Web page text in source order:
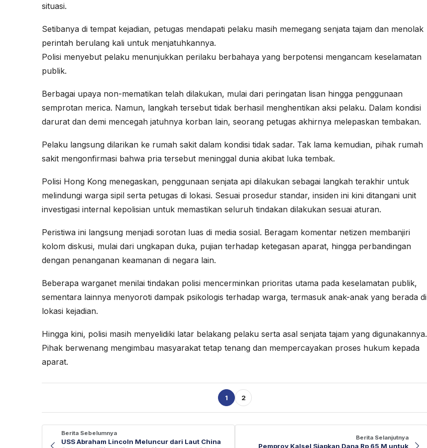
situasi.
Setibanya di tempat kejadian, petugas mendapati pelaku masih memegang senjata tajam dan menolak
perintah berulang kali untuk menjatuhkannya.
Polisi menyebut pelaku menunjukkan perilaku berbahaya yang berpotensi mengancam keselamatan
publik.
Berbagai upaya non-mematikan telah dilakukan, mulai dari peringatan lisan hingga penggunaan
semprotan merica. Namun, langkah tersebut tidak berhasil menghentikan aksi pelaku. Dalam kondisi
darurat dan demi mencegah jatuhnya korban lain, seorang petugas akhirnya melepaskan tembakan.
Pelaku langsung dilarikan ke rumah sakit dalam kondisi tidak sadar. Tak lama kemudian, pihak rumah
sakit mengonfirmasi bahwa pria tersebut meninggal dunia akibat luka tembak.
Polisi Hong Kong menegaskan, penggunaan senjata api dilakukan sebagai langkah terakhir untuk
melindungi warga sipil serta petugas di lokasi. Sesuai prosedur standar, insiden ini kini ditangani unit
investigasi internal kepolisian untuk memastikan seluruh tindakan dilakukan sesuai aturan.
Peristiwa ini langsung menjadi sorotan luas di media sosial. Beragam komentar netizen membanjiri
kolom diskusi, mulai dari ungkapan duka, pujian terhadap ketegasan aparat, hingga perbandingan
dengan penanganan keamanan di negara lain.
Beberapa warganet menilai tindakan polisi mencerminkan prioritas utama pada keselamatan publik,
sementara lainnya menyoroti dampak psikologis terhadap warga, termasuk anak-anak yang berada di
lokasi kejadian.
Hingga kini, polisi masih menyelidiki latar belakang pelaku serta asal senjata tajam yang digunakannya.
Pihak berwenang mengimbau masyarakat tetap tenang dan mempercayakan proses hukum kepada
aparat.
1 2
Berita Sebelumnya
USS Abraham Lincoln Meluncur dari Laut China
Berita Selanjutnya
Pemprov Kalsel Siapkan Dana Rp 65 M untuk